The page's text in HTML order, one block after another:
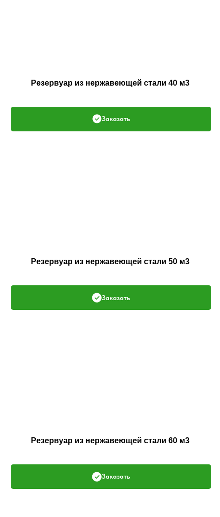
Резервуар из нержавеющей стали 40 м3
Заказать
Резервуар из нержавеющей стали 50 м3
Заказать
Резервуар из нержавеющей стали 60 м3
Заказать